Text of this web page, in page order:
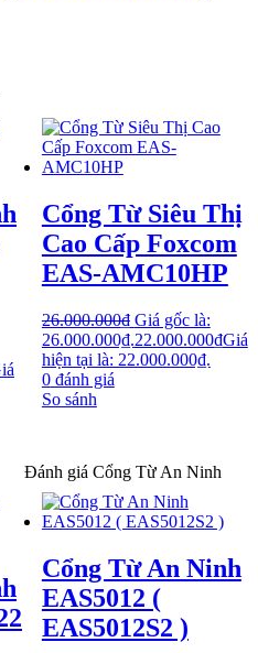
Cổng Từ Siêu Thị
Cao Cấp Foxcom
EAS-AMC10HP
26.000.000₫ Giá gốc là:
26.000.000₫.22.000.000₫Giá
hiện tại là: 22.000.000₫.
0đánh giá
So sánh
Cổng Từ An Ninh
EAS5012 (
EAS5012S2 )
Đánh giá Cổng Từ An Ninh